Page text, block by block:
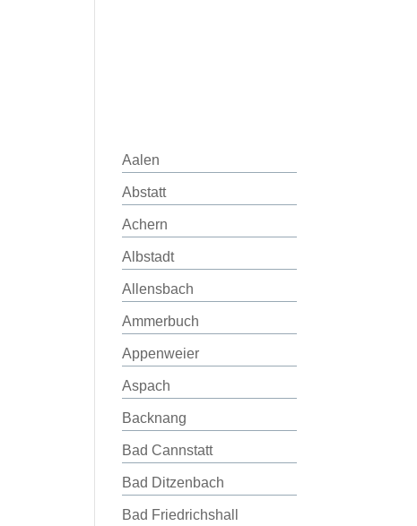
Aalen
Abstatt
Achern
Albstadt
Allensbach
Ammerbuch
Appenweier
Aspach
Backnang
Bad Cannstatt
Bad Ditzenbach
Bad Friedrichshall